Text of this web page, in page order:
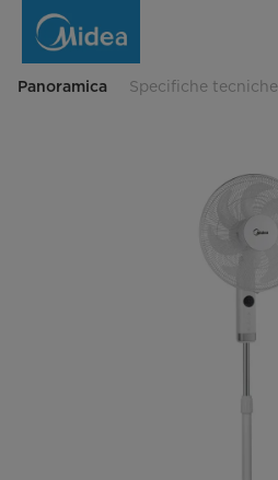
piantana
Panoramica Specifiche tecniche